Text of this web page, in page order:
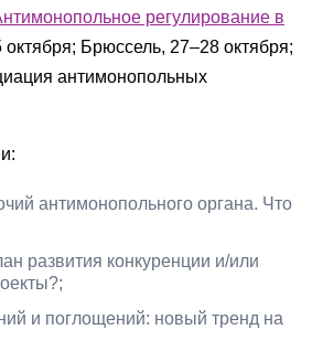
регулирование в
октября; Брюссель, 27–28 октября;
антимонопольных
антимонопольного органа. Что
развития конкуренции и/или
и поглощений: новый тренд на